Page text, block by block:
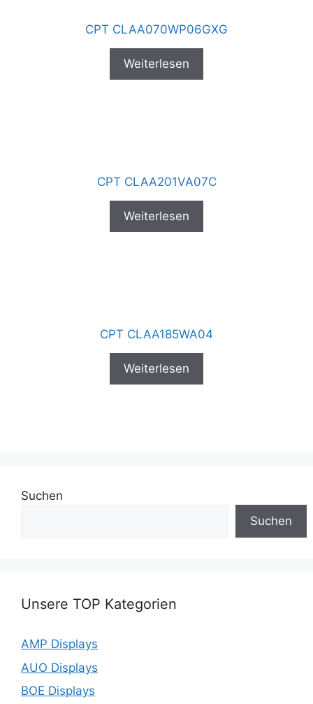
CPT CLAA070WP06GXG
Weiterlesen
CPT CLAA201VA07C
Weiterlesen
CPT CLAA185WA04
Weiterlesen
Suchen
Suchen
Unsere TOP Kategorien
AMP Displays
AUO Displays
BOE Displays